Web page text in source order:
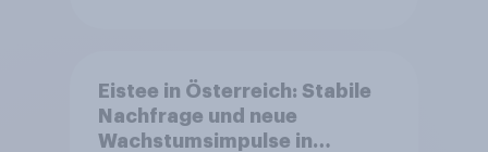
Eistee in Österreich: Stabile
Nachfrage und neue
Wachstumsimpulse in